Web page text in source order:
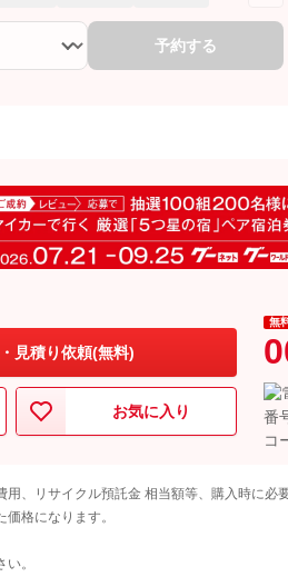
予約する
見積り依頼(無料)
お気に入り
無
、リサイクル預託金 相当額等、購入時に必
格になります。
。